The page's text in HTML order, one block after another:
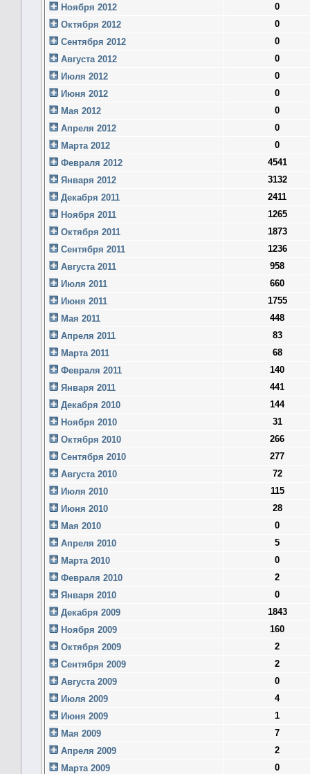
Ноября 2012
0
Октября 2012
0
Сентября 2012
0
Августа 2012
0
Июля 2012
0
Июня 2012
0
Мая 2012
0
Апреля 2012
0
Марта 2012
0
Февраля 2012
4541
Января 2012
3132
Декабря 2011
2411
Ноября 2011
1265
Октября 2011
1873
Сентября 2011
1236
Августа 2011
958
Июля 2011
660
Июня 2011
1755
Мая 2011
448
Апреля 2011
83
Марта 2011
68
Февраля 2011
140
Января 2011
441
Декабря 2010
144
Ноября 2010
31
Октября 2010
266
Сентября 2010
277
Августа 2010
72
Июля 2010
115
Июня 2010
28
Мая 2010
0
Апреля 2010
5
Марта 2010
0
Февраля 2010
2
Января 2010
0
Декабря 2009
1843
Ноября 2009
160
Октября 2009
2
Сентября 2009
2
Августа 2009
0
Июля 2009
4
Июня 2009
1
Мая 2009
7
Апреля 2009
2
Марта 2009
0